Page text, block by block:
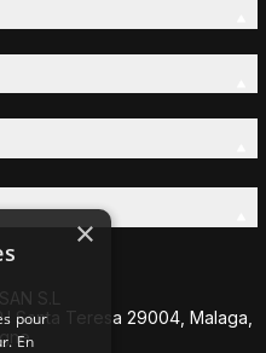
S.L
Santa Teresa 29004, Malaga,
×
pour
En